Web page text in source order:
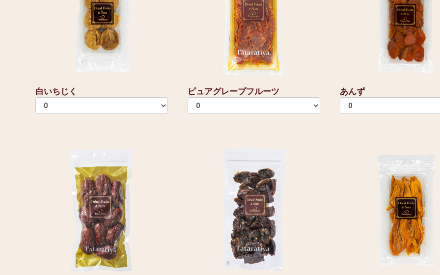
白いちじく ピュアグレープフルーツ あんず